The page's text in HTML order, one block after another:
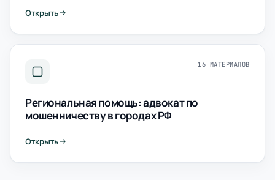
Открыть
16 МАТЕРИАЛОВ
Региональная помощь: адвокат по
мошенничеству в городах РФ
Открыть